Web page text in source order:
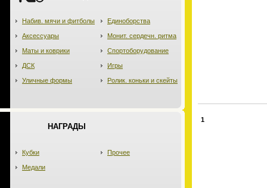
Набив. мячи и фитболы
Аксессуары
Маты и коврики
ДСК
Уличные формы
Единоборства
Монит. сердечн. ритма
Спортоборудование
Игры
Ролик. коньки и скейты
НАГРАДЫ
Кубки
Медали
Прочее
1